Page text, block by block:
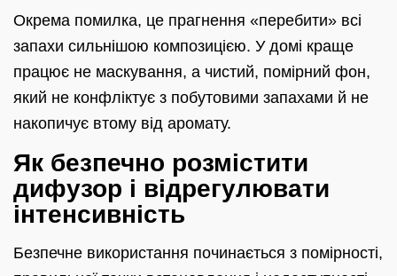
Окрема помилка, це прагнення «перебити» всі
запахи сильнішою композицією. У домі краще
працює не маскування, а чистий, помірний фон,
який не конфліктує з побутовими запахами й не
накопичує втому від аромату.
Як безпечно розмістити
дифузор і відрегулювати
інтенсивність
Безпечне використання починається з помірності,